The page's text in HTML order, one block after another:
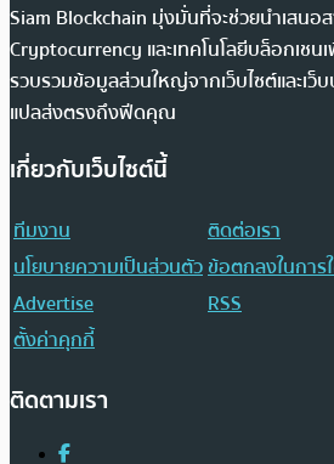
Siam Blockchain มุ่งมั่นที่จะช่วยนำเสนอ
Cryptocurrency และเทคโนโลยีบล็อกเชน
รวบรวมข้อมูลส่วนใหญ่จากเว็บไซต์และเว็
แปลส่งตรงถึงฟีดคุณ
เกี่ยวกับเว็บไซต์นี้
ทีมงาน
ติดต่อเรา
นโยบายความเป็นส่วนตัวข้อตกลงในการ
Advertise
RSS
ตั้งค่าคุกกี้
ติดตามเรา